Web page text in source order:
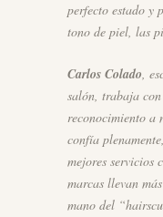
perfecto estado y
tono de piel, las
Carlos Colado,
salón, trabaja
reconocimiento a
confía
mejores servicios
marcas llevan
mano del